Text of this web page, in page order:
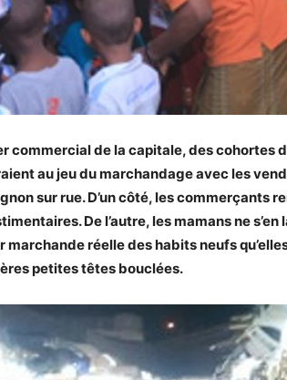
commercial de la capitale, des cohortes
au jeu du marchandage avec les
sur rue. D’un côté, les commerçants
De l’autre, les mamans ne
marchande réelle des habits neufs
petites têtes bouclées.